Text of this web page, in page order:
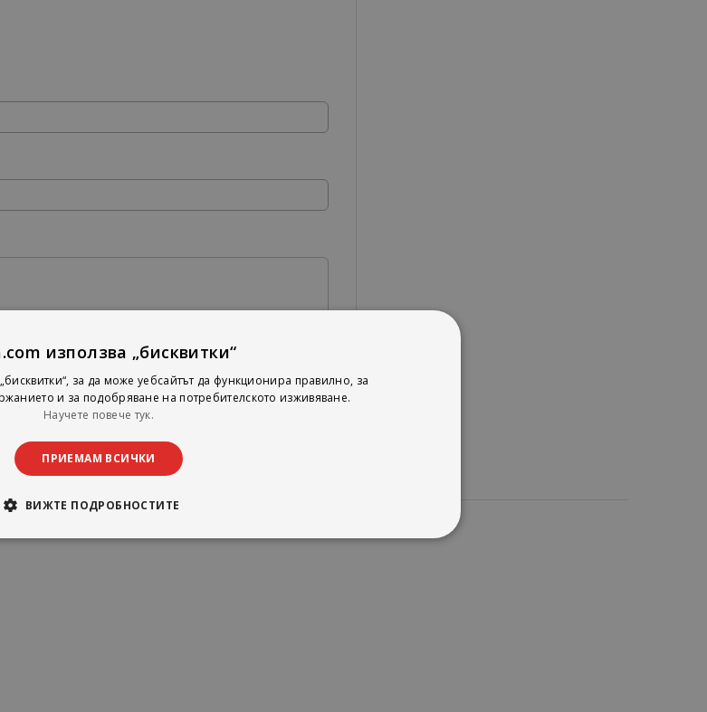
използва „бисквитки“
за да може уебсайтът да функционира правилно, за
и за подобряване на потребителското изживяване.
Научете повече тук.
ПРИЕМАМ ВСИЧКИ
ВИЖТЕ ПОДРОБНОСТИТЕ